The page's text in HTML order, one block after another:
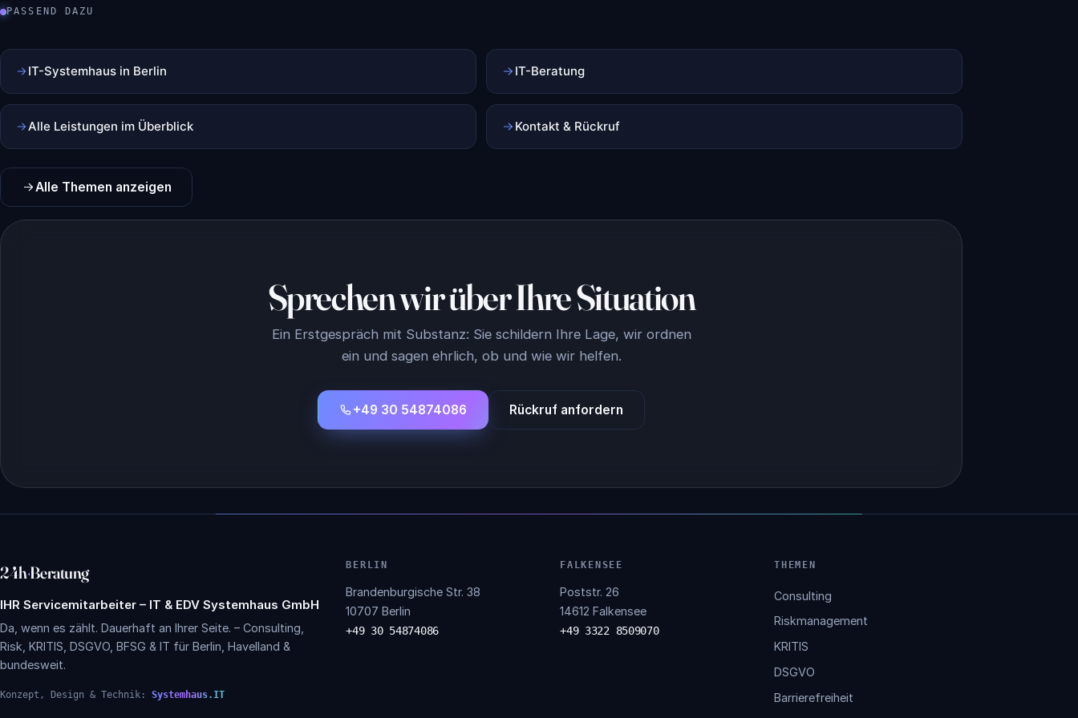
PASSEND DAZU
IT-Systemhaus in Berlin IT-Beratung
Alle Leistungen im Überblick Kontakt & Rückruf
Alle Themen anzeigen
Sprechen wir über Ihre Situation
Ein Erstgespräch mit Substanz: Sie schildern Ihre Lage, wir ordnen
ein und sagen ehrlich, ob und wie wir helfen.
+49 30 54874086 Rückruf anfordern
24h·Beratung
IHR Servicemitarbeiter – IT & EDV Systemhaus GmbH
Da, wenn es zählt. Dauerhaft an Ihrer Seite. – Consulting,
Risk, KRITIS, DSGVO, BFSG & IT für Berlin, Havelland &
bundesweit.
Konzept, Design & Technik: Systemhaus.IT
BERLIN
Brandenburgische Str. 38
10707 Berlin
+49 30 54874086
FALKENSEE
Poststr. 26
14612 Falkensee
+49 3322 8509070
THEMEN
Consulting
Riskmanagement
KRITIS
DSGVO
Barrierefreiheit